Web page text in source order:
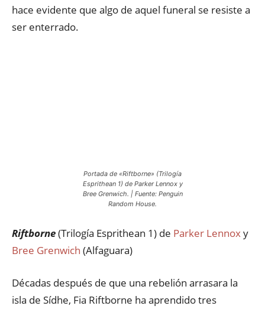
hace evidente que algo de aquel funeral se resiste a
ser enterrado.
Portada de «Riftborne» (Trilogía
Esprithean 1) de Parker Lennox y
Bree Grenwich. | Fuente: Penguin
Random House.
Riftborne(Trilogía Esprithean 1) de Parker Lennoxy
Bree Grenwich (Alfaguara)
Décadas después de que una rebelión arrasara la
isla de Sídhe, Fia Riftborne ha aprendido tres